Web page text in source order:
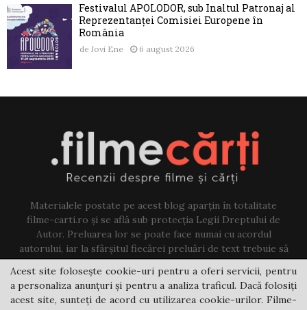
Festivalul APOLODOR, sub Înaltul Patronaj al
Reprezentanței Comisiei Europene în
România
de Jovi Ene 6 august 2026
Materialele postate pe acest blog aparțin în totalitate
filme-carti.ro și se află sub protecția Legii Dreptului de
Autor. Preluarea lor se poate face numai cu acordul
autorului, iar la sfârșitul fiecărei preluări de text trebuie să
existe un link către acest blog.
Contact us:jovi@filme-carti.ro
Acest site folosește cookie-uri pentru a oferi servicii, pentru
a personaliza anunțuri și pentru a analiza traficul. Dacă folosiți
acest site, sunteți de acord cu utilizarea cookie-urilor. Filme-